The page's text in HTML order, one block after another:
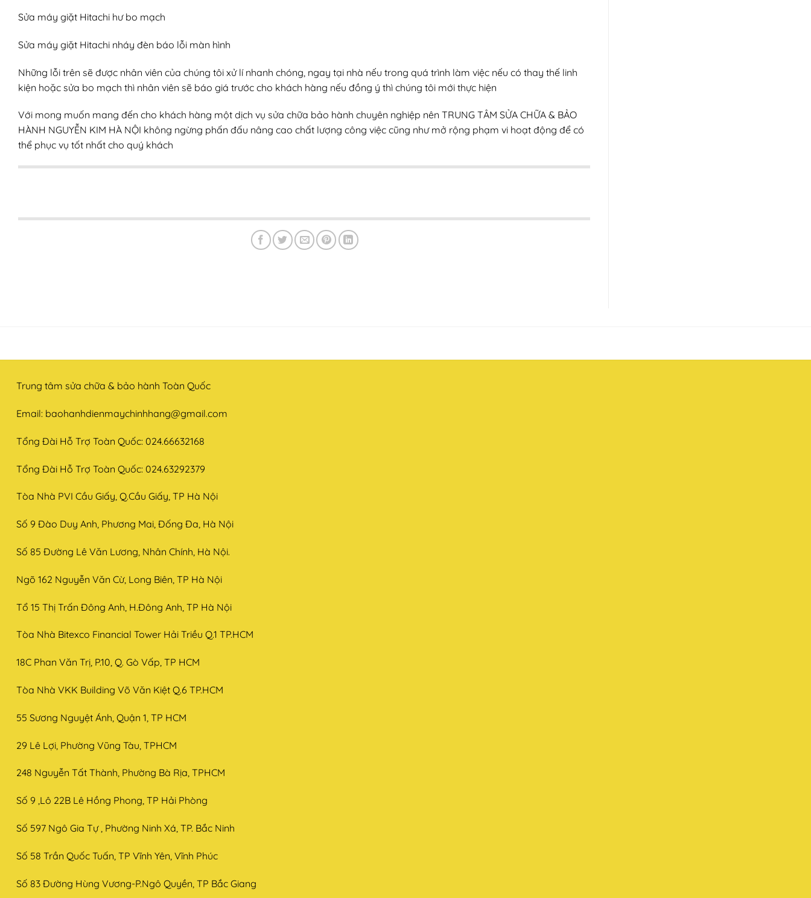
Sửa máy giặt Hitachi hư bo mạch
Sửa máy giặt Hitachi nháy đèn báo lỗi màn hình
Những lỗi trên sẽ được nhân viên của chúng tôi xử lí nhanh chóng, ngay tại nhà nếu trong quá trình làm việc nếu có thay thế linh
kiện hoặc sửa bo mạch thì nhân viên sẽ báo giá trước cho khách hàng nếu đồng ý thì chúng tôi mới thực hiện
Với mong muốn mang đến cho khách hàng một dịch vụ sửa chữa bảo hành chuyên nghiệp nên TRUNG TÂM SỬA CHỮA & BẢO
HÀNH NGUYỄN KIM HÀ NỘI không ngừng phấn đấu nâng cao chất lượng công việc cũng như mở rộng phạm vi hoạt động để có
thể phục vụ tốt nhất cho quý khách
Trung tâm sửa chữa & bảo hành Toàn Quốc
Email: baohanhdienmaychinhhang@gmail.com
Tổng Đài Hỗ Trợ Toàn Quốc: 024.66632168
Tổng Đài Hỗ Trợ Toàn Quốc: 024.63292379
Tòa Nhà PVI Cầu Giấy, Q.Cầu Giấy, TP Hà Nội
Số 9 Đào Duy Anh, Phương Mai, Đống Đa, Hà Nội
Số 85 Đường Lê Văn Lương, Nhân Chính, Hà Nội.
Ngõ 162 Nguyễn Văn Cừ, Long Biên, TP Hà Nội
Tổ 15 Thị Trấn Đông Anh, H.Đông Anh, TP Hà Nội
Tòa Nhà Bitexco Financial Tower Hải Triều Q.1 TP.HCM
18C Phan Văn Trị, P.10, Q. Gò Vấp, TP HCM
Tòa Nhà VKK Building Võ Văn Kiệt Q.6 TP.HCM
55 Sương Nguyệt Ánh, Quận 1, TP HCM
29 Lê Lợi, Phường Vũng Tàu, TPHCM
248 Nguyễn Tất Thành, Phường Bà Rịa, TPHCM
Số 9 ,Lô 22B Lê Hồng Phong, TP Hải Phòng
Số 597 Ngô Gia Tự , Phường Ninh Xá, TP. Bắc Ninh
Số 58 Trần Quốc Tuấn, TP Vĩnh Yên, Vĩnh Phúc
Số 83 Đường Hùng Vương-P.Ngô Quyền, TP Bắc Giang